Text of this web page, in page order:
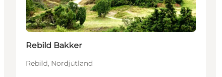
Rebild Bakker
Rebild, Nordjütland